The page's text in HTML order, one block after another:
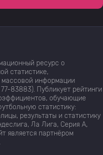
ресурс о
статистике,
массовой информации
83883). Публикует рейтинги
обучающие
статистику:
результаты и статистику
Ла Лига, Серия А,
является партнёром